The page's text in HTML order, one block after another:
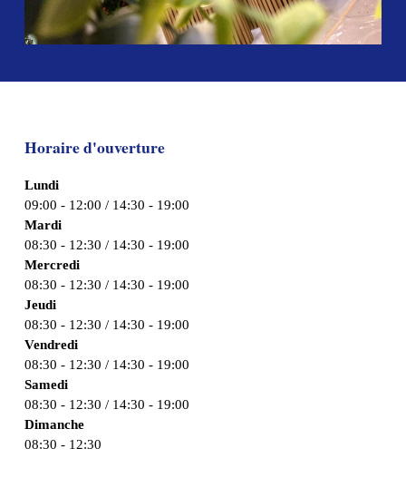
Horaire d'ouverture
Lundi
09:00 - 12:00 / 14:30 - 19:00
Mardi
08:30 - 12:30 / 14:30 - 19:00
Mercredi
08:30 - 12:30 / 14:30 - 19:00
Jeudi
08:30 - 12:30 / 14:30 - 19:00
Vendredi
08:30 - 12:30 / 14:30 - 19:00
Samedi
08:30 - 12:30 / 14:30 - 19:00
Dimanche
08:30 - 12:30